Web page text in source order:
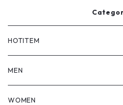
HOTITEM
MEN
TOPS
WOMEN